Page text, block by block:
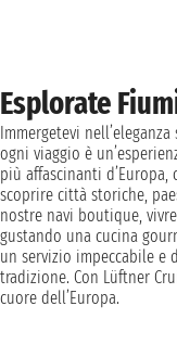
Esplorate
Immergetevi
ogni viaggio è
più affascinanti
scoprire città storiche,
nostre navi boutique,
gustando una cucina
un servizio impeccabile e
tradizione. Con Lüftner
cuore dell’Europa.